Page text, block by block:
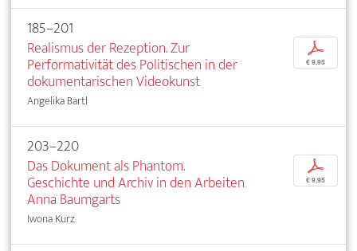
185–201
Realismus der Rezeption. Zur
Performativität des Politischen in der
dokumentarischen Videokunst
Angelika Bartl
p
€ 9,95
203–220
Das Dokument als Phantom.
Geschichte und Archiv in den Arbeiten
Anna Baumgarts
Iwona Kurz
p
€ 9,95